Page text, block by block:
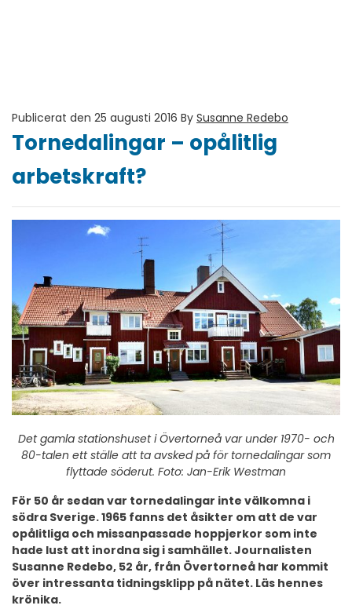
Publicerat den 25 augusti 2016 By Susanne Redebo
Tornedalingar – opålitlig
arbetskraft?
Det gamla stationshuset i Övertorneå var under 1970- och
80-talen ett ställe att ta avsked på för tornedalingar som
flyttade söderut. Foto: Jan-Erik Westman
För 50 år sedan var tornedalingar inte välkomna i
södra Sverige. 1965 fanns det åsikter om att de var
opålitliga och missanpassade hoppjerkor som inte
hade lust att inordna sig i samhället. Journalisten
Susanne Redebo, 52 år, från Övertorneå har kommit
över intressanta tidningsklipp på nätet. Läs hennes
krönika.